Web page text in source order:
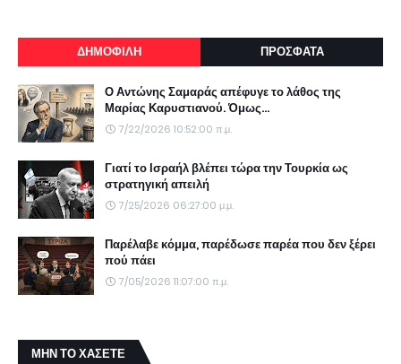
ΔΗΜΟΦΙΛΗ ΠΡΟΣΦΑΤΑ
Ο Αντώνης Σαμαράς απέφυγε το λάθος της
Μαρίας Καρυστιανού. Όμως...
7/22/2026 10:52:00 π.μ.
Γιατί το Ισραήλ βλέπει τώρα την Τουρκία ως
στρατηγική απειλή
7/25/2026 06:27:00 μ.μ.
Παρέλαβε κόμμα, παρέδωσε παρέα που δεν ξέρει
πού πάει
7/05/2026 11:07:00 π.μ.
ΜΗΝ ΤΟ ΧΑΣΕΤΕ